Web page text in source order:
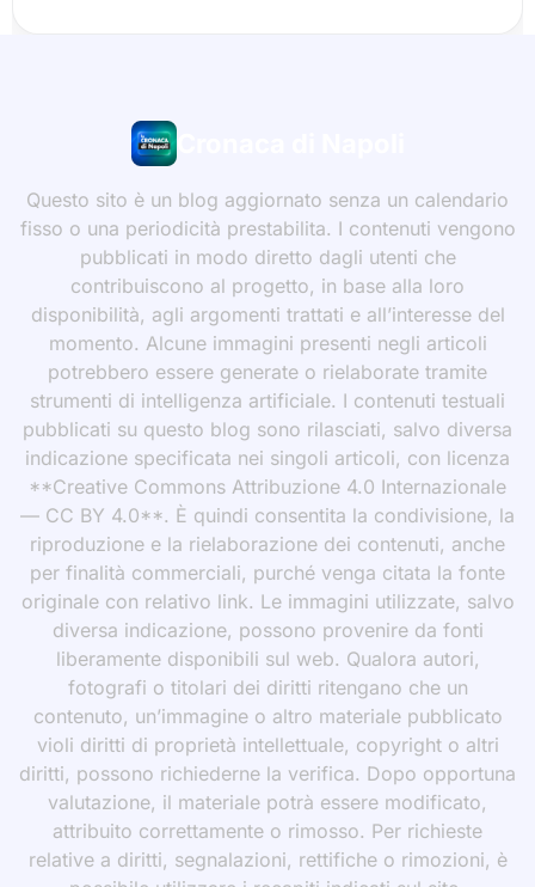
Cronaca di Napoli
Questo sito è un blog aggiornato senza un calendario
fisso o una periodicità prestabilita. I contenuti vengono
pubblicati in modo diretto dagli utenti che
contribuiscono al progetto, in base alla loro
disponibilità, agli argomenti trattati e all’interesse del
momento. Alcune immagini presenti negli articoli
potrebbero essere generate o rielaborate tramite
strumenti di intelligenza artificiale. I contenuti testuali
pubblicati su questo blog sono rilasciati, salvo diversa
indicazione specificata nei singoli articoli, con licenza
**Creative Commons Attribuzione 4.0 Internazionale
— CC BY 4.0**. È quindi consentita la condivisione, la
riproduzione e la rielaborazione dei contenuti, anche
per finalità commerciali, purché venga citata la fonte
originale con relativo link. Le immagini utilizzate, salvo
diversa indicazione, possono provenire da fonti
liberamente disponibili sul web. Qualora autori,
fotografi o titolari dei diritti ritengano che un
contenuto, un’immagine o altro materiale pubblicato
violi diritti di proprietà intellettuale, copyright o altri
diritti, possono richiederne la verifica. Dopo opportuna
valutazione, il materiale potrà essere modificato,
attribuito correttamente o rimosso. Per richieste
relative a diritti, segnalazioni, rettifiche o rimozioni, è